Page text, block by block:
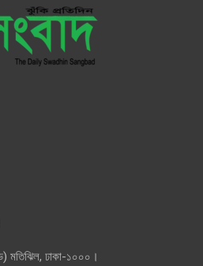
মতিঝিল, ঢাকা-১০০০।